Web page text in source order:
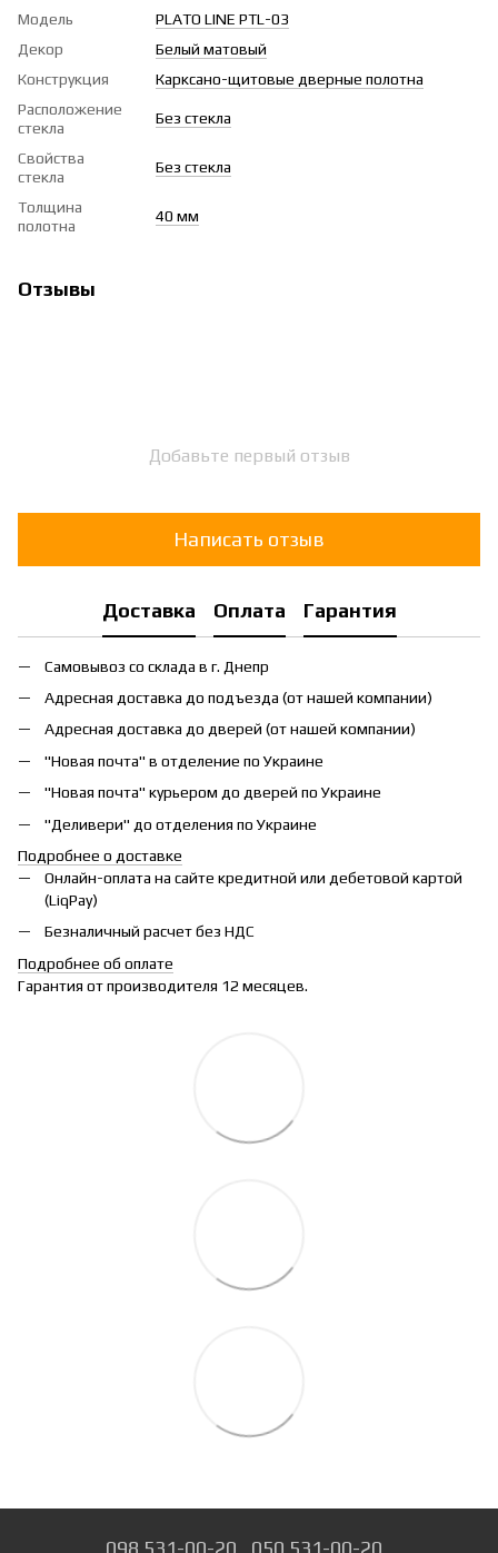
Модель
PLATO LINE PTL-03
Декор
Белый матовый
Конструкция
Карксано-щитовые дверные полотна
Расположение
стекла
Без стекла
Свойства
стекла
Без стекла
Толщина
полотна
40 мм
Отзывы
Добавьте первый отзыв
Написать отзыв
Доставка Оплата Гарантия
Самовывоз со склада в г. Днепр
Адресная доставка до подъезда (от нашей компании)
Адресная доставка до дверей (от нашей компании)
"Новая почта" в отделение по Украине
"Новая почта" курьером до дверей по Украине
"Деливери" до отделения по Украине
Подробнее о доставке
Онлайн-оплата на сайте кредитной или дебетовой картой
(LiqPay)
Безналичный расчет без НДС
Подробнее об оплате
Гарантия от производителя 12 месяцев.
098 531-00-20 050 531-00-20